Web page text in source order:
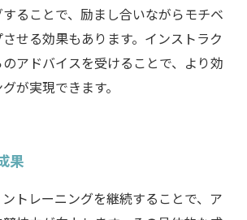
ることで、励まし合いながらモチベ
せる効果もあります。インストラク
アドバイスを受けることで、より効
が実現できます。
果
トレーニングを継続することで、ア